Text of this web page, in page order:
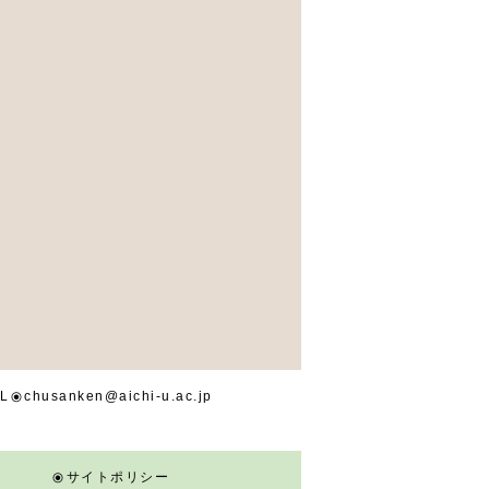
chusanken@aichi-u.ac.jp
サイトポリシー